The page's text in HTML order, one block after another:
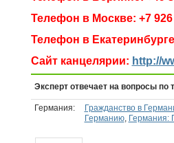
Телефон в Москве: +7 926
Телефон в
Сайт канцелярии: http://
Эксперт отвечает на вопросы по
Германия: Гражданство в
Германию,